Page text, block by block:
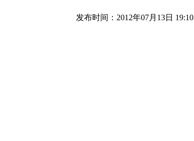
发布时间：2012年07月13日 19:10